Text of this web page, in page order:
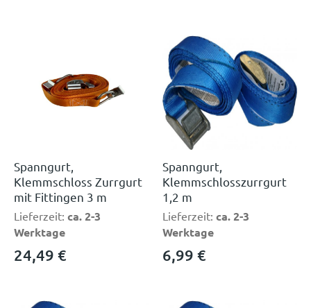
Spanngurt,
Klemmschloss Zurrgurt
mit Fittingen 3 m
Lieferzeit: ca. 2-3
Werktage
24,49 €
Spanngurt,
Klemmschlosszurrgurt
1,2 m
Lieferzeit: ca. 2-3
Werktage
6,99 €